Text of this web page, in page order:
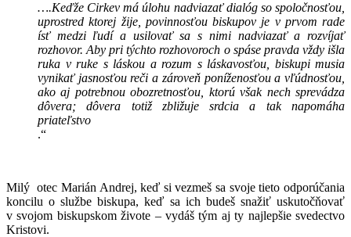
….Keďže Cirkev má úlohu nadviazať dialóg so spoločnosťou,
uprostred ktorej žije, povinnosťou biskupov je v prvom rade
ísť medzi ľudí a usilovať sa s nimi nadviazať a rozvíjať
rozhovor. Aby pri týchto rozhovoroch o spáse pravda vždy išla
ruka v ruke s láskou a rozum s láskavosťou, biskupi musia
vynikať jasnosťou reči a zároveň poníženosťou a vľúdnosťou,
ako aj potrebnou obozretnosťou, ktorú však nech sprevádza
dôvera; dôvera totiž zbližuje srdcia a tak napomáha
priateľstvo
.“
Milý otec Marián Andrej, keď si vezmeš sa svoje tieto odporúčania
koncilu o službe biskupa, keď sa ich budeš snažiť uskutočňovať
v svojom biskupskom živote – vydáš tým aj ty najlepšie svedectvo
Kristovi.